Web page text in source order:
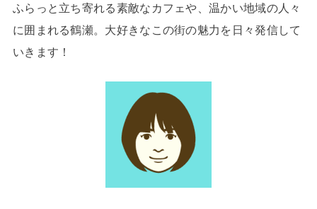
ふらっと立ち寄れる素敵なカフェや、温かい地域の人々
に囲まれる鶴瀬。大好きなこの街の魅力を日々発信して
いきます！